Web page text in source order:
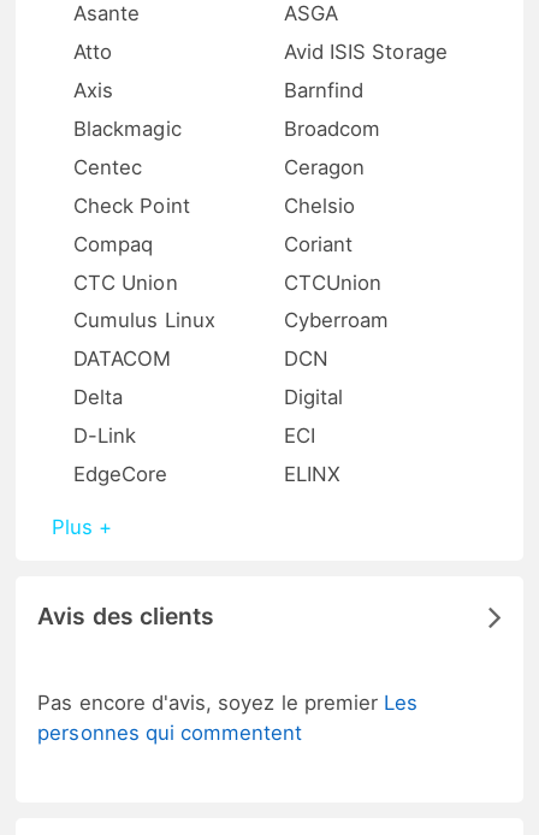
Asante
ASGA
Atto
Avid ISIS Storage
Axis
Barnfind
Blackmagic
Broadcom
Centec
Ceragon
Check Point
Chelsio
Compaq
Coriant
CTC Union
CTCUnion
Cumulus Linux
Cyberroam
DATACOM
DCN
Delta
Digital
D-Link
ECI
EdgeCore
ELINX
Plus +
Avis des clients
Pas encore d'avis, soyez le premier Les
personnes qui commentent